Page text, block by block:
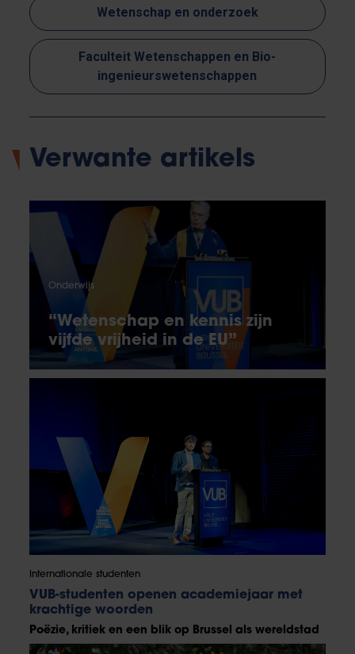
Wetenschap en onderzoek
Faculteit Wetenschappen en Bio-
ingenieurswetenschappen
Verwante artikels
Onderwijs
“Wetenschap en kennis zijn
vijfde vrijheid in de EU”
Internationale studenten
VUB-studenten openen academiejaar met
krachtige woorden
Poëzie, kritiek en een blik op Brussel als wereldstad